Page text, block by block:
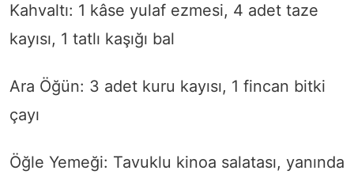
Kahvaltı: 1 kâse yulaf ezmesi, 4 adet taze
kayısı, 1 tatlı kaşığı bal
Ara Öğün: 3 adet kuru kayısı, 1 fincan bitki
çayı
Öğle Yemeği: Tavuklu kinoa salatası, yanında